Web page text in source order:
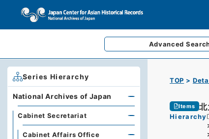
Advanced
TOP
Items
Hierarchy
Series Hierarchy
National Archives of Japan
Cabinet Secretariat
Cabinet Affairs Office